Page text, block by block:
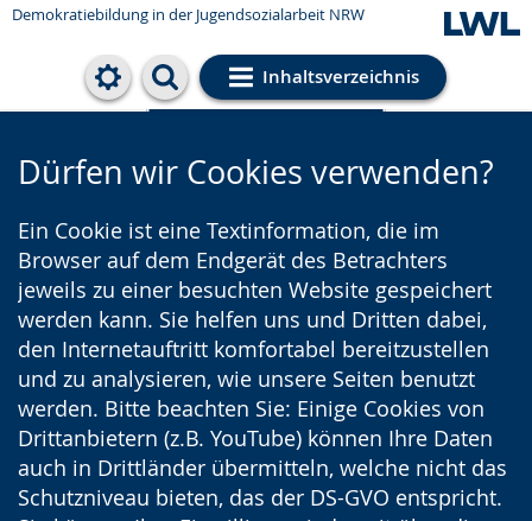
Demokratiebildung in der Jugendsozialarbeit NRW
Inhaltsverzeichnis
Cookie-Einstellungen
Dürfen wir Cookies verwenden?
Ein Cookie ist eine Textinformation, die im
Browser auf dem Endgerät des Betrachters
jeweils zu einer besuchten Website gespeichert
werden kann. Sie helfen uns und Dritten dabei,
den Internetauftritt komfortabel bereitzustellen
und zu analysieren, wie unsere Seiten benutzt
werden. Bitte beachten Sie: Einige Cookies von
Drittanbietern (z.B. YouTube) können Ihre Daten
auch in Drittländer übermitteln, welche nicht das
Schutzniveau bieten, das der DS-GVO entspricht.